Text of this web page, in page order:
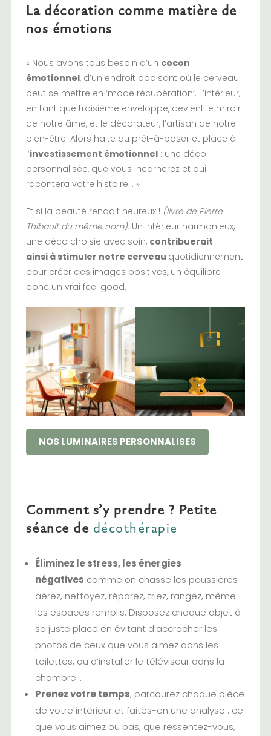
La décoration comme matière de
nos émotions
« Nous avons tous besoin d’un cocon
émotionnel, d’un endroit apaisant où le cerveau
peut se mettre en ‘mode récupération’. L’intérieur,
en tant que troisième enveloppe, devient le miroir
de notre âme, et le décorateur, l’artisan de notre
bien-être. Alors halte au prêt-à-poser et place à
l’investissement émotionnel: une déco
personnalisée, que vous incarnerez et qui
racontera votre histoire… »
Et si la beauté rendait heureux ! (livre de Pierre
Thibault du même nom). Un intérieur harmonieux,
une déco choisie avec soin, contribuerait
ainsi à stimuler notre cerveau quotidiennement
pour créer des images positives, un équilibre
donc un vrai feel good.
NOS LUMINAIRES PERSONNALISES
Comment s’y prendre ? Petite
séance de décothérapie
Éliminez le stress, les énergies
négatives comme on chasse les poussières :
aérez, nettoyez, réparez, triez, rangez, même
les espaces remplis. Disposez chaque objet à
sa juste place en évitant d’accrocher les
photos de ceux que vous aimez dans les
toilettes, ou d’installer le téléviseur dans la
chambre…
Prenez votre temps, parcourez chaque pièce
de votre intérieur et faites-en une analyse : ce
que vous aimez ou pas, que ressentez-vous,